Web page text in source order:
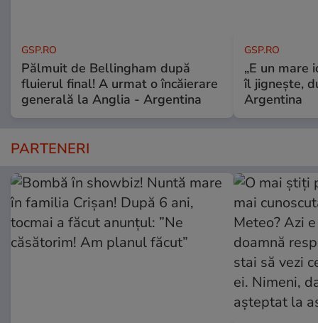
GSP.RO
Pălmuit de Bellingham după
fluierul final! A urmat o încăierare
generală la Anglia - Argentina
GSP.RO
„E un mare
îl jignește,
Argentina
PARTENERI